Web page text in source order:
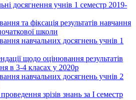
досягнення учнів 1 семестр 2019-
та фіксація результатів навчання
школи
навчальних досягнень учнів 1
щодо оцінювання результатів
в 3-4 класах у 2020р
навчальних досягнень учнів 2
зрізів знань за І семестр